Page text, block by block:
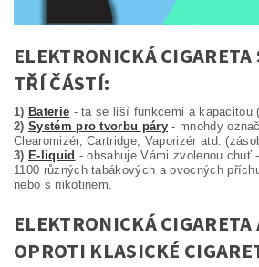
ELEKTRONICKÁ CIGARETA
TŘÍ ČÁSTÍ:
1) Baterie - ta se liší funkcemi a kapacitou
2) Systém pro tvorbu páry - mnohdy
Clearomizér, Cartridge, Vaporizér atd.
3) E-liquid - obsahuje Vámi zvolenou chuť
1100 různých tabákových a ovocných
nebo s nikotinem.
ELEKTRONICKÁ CIGARETA
OPROTI KLASICKÉ